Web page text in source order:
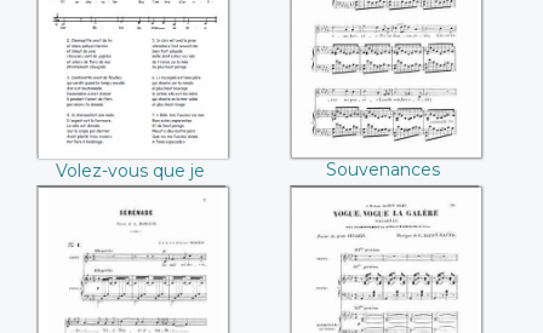
vos chant
(Anonyme)
Volez-vous que je
vos chant (Anonyme)
(Camille Saint-
Saëns)
Souvenances
(Camille Saint-Saëns)
Sérénade (Camille
Saint-Saëns)
Vogue, vogue la
galère (Camille